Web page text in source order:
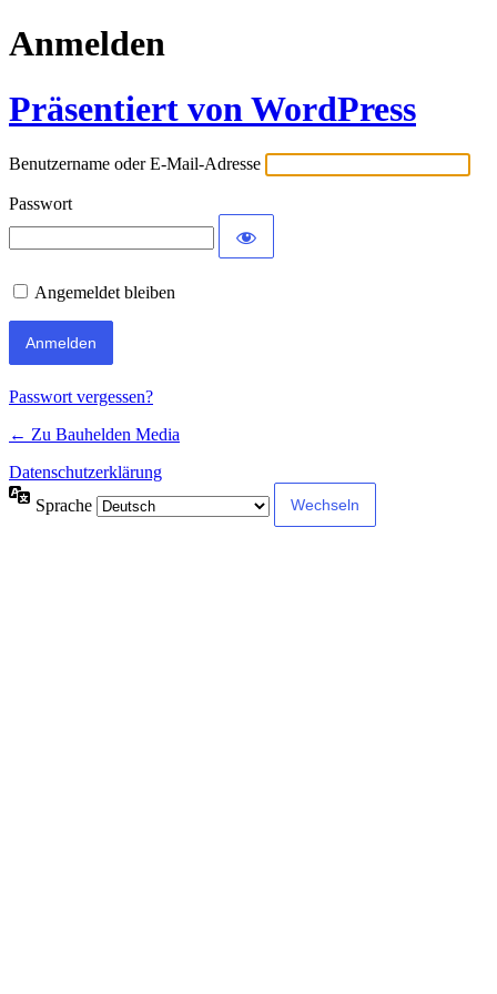
Anmelden
Präsentiert von WordPress
Benutzername oder E-Mail-Adresse
Passwort
Angemeldet bleiben
Passwort vergessen?
← Zu Bauhelden Media
Datenschutzerklärung
Sprache